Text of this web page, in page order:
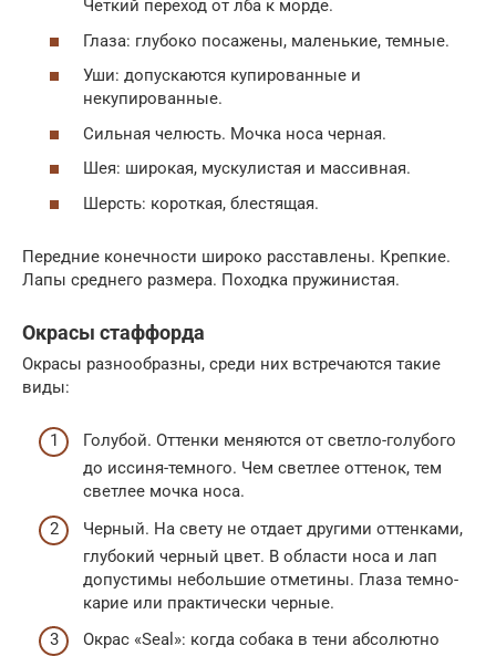
Четкий переход от лба к морде.
Глаза: глубоко посажены, маленькие, темные.
Уши: допускаются купированные и
некупированные.
Сильная челюсть. Мочка носа черная.
Шея: широкая, мускулистая и массивная.
Шерсть: короткая, блестящая.
Передние конечности широко расставлены. Крепкие.
Лапы среднего размера. Походка пружинистая.
Окрасы стаффорда
Окрасы разнообразны, среди них встречаются такие
виды:
Голубой. Оттенки меняются от светло-голубого
до иссиня-темного. Чем светлее оттенок, тем
светлее мочка носа.
Черный. На свету не отдает другими оттенками,
глубокий черный цвет. В области носа и лап
допустимы небольшие отметины. Глаза темно-
карие или практически черные.
Окрас «Seal»: когда собака в тени абсолютно